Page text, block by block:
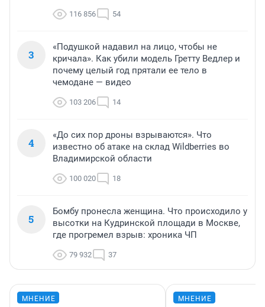
116 856 54
3
«Подушкой надавил на лицо, чтобы не
кричала». Как убили модель Гретту Ведлер и
почему целый год прятали ее тело в
чемодане — видео
103 206 14
4
«До сих пор дроны взрываются». Что
известно об атаке на склад Wildberries во
Владимирской области
100 020 18
5
Бомбу пронесла женщина. Что происходило у
высотки на Кудринской площади в Москве,
где прогремел взрыв: хроника ЧП
79 932 37
МНЕНИЕ МНЕНИЕ